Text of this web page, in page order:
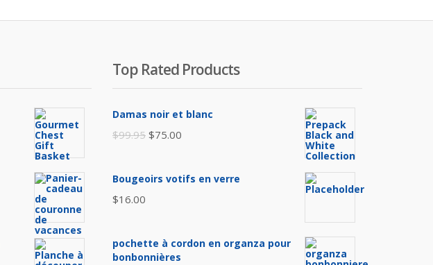
Top Rated Products
Damas noir et blanc
$99.95 Original
was:
$75.00
is:
Bougeoirs votifs en verre
$16.00
pochette à cordon en organza pour
bonbonnières